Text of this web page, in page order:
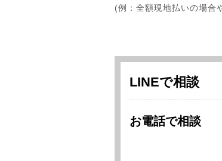
(例：全額現地払いの場合
LINEで相談
お電話で相談